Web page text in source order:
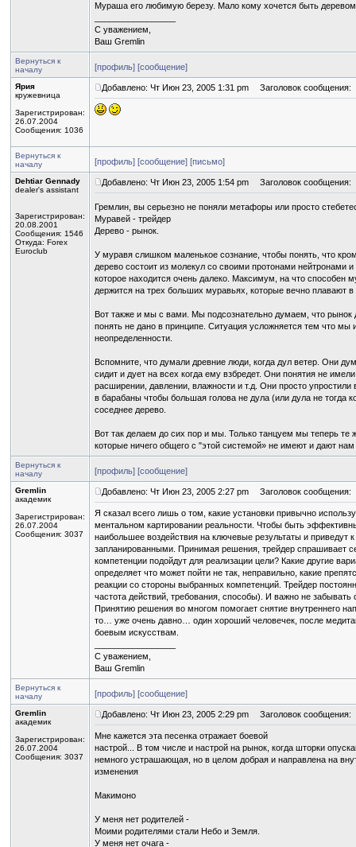
Мураша его любимую березу. Мало кому хочется быть
С уважением,
Ваш Gremlin
Вернуться к
началу
[профиль] [сообщение]
Ярия
кружевница
Зарегистрирован:
26.07.2004
Сообщения: 1036
Добавлено: Чт Июн 23, 2005 1:31 pm Заголовок сообщения:
Вернуться к
началу
[профиль] [сообщение] [письмо]
Dehtiar Gennady
dealer's assistant
Зарегистрирован:
20.08.2001
Сообщения: 1546
Откуда: Forex
Euroclub
Добавлено: Чт Июн 23, 2005 1:54 pm Заголовок сообщения:
Гремлин, вы серьезно не поняли метафоры или просто
Муравей - трейдер
Дерево - рынок.
У муравя слишком маленькое сознание, чтобы понять, что
дерево состоит из молекул со своими протонами нейтронами
которое находится очень далеко. Максимум, на что способен
держится на трех больших муравьях, которые вечно плавают
Вот также и мы с вами. Мы подсознательно думаем, что рынок
понять не дано в принципе. Ситуация усложняется тем что мы
неопределенности.
Вспомните, что думали древние люди, когда дул ветер. Они
сидит и дует на всех когда ему взбредет. Они понятия не
расширении, давлении, влажности и т.д. Они просто
в барабаны чтобы большая голова не дула (или дула не тогда
соседнее дерево.
Вот так делаем до сих пор и мы. Только танцуем мы теперь
которые ничего общего с "этой системой» не имеют и дают
Вернуться к
началу
[профиль] [сообщение]
Gremlin
академик
Зарегистрирован:
26.07.2004
Сообщения: 3037
Добавлено: Чт Июн 23, 2005 2:27 pm Заголовок сообщения:
Я сказал всего лишь о том, какие установки привычно
ментальном картировании реальности. Чтобы быть
наибольшее воздействия на ключевые результаты и приведут
запланированными. Принимая решения, трейдер спрашивает
компетенции подойдут для реализации цели? Какие другие
определяет что может пойти не так, неправильно, какие
реакции со стороны выбранных компетенций. Трейдер
частота действий, требования, способы). И важно не
Принятию решения во многом помогает снятие внутреннего
то… уже очень давно… один хороший человечек, после
боевым искусствам.
С уважением,
Ваш Gremlin
Вернуться к
началу
[профиль] [сообщение]
Gremlin
академик
Зарегистрирован:
26.07.2004
Сообщения: 3037
Добавлено: Чт Июн 23, 2005 2:29 pm Заголовок сообщения:
Мне кажется эта песенка отражает боевой
настрой... В том числе и настрой на рынок, когда шторки
немного устрашающая, но в целом добрая и направлена на
изменения
Макимоно
У меня нет родителей -
Моими родителями стали Небо и Земля.
У меня нет очага -